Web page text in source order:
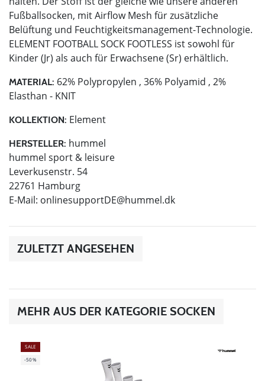
Fußballsocken, mit Airflow Mesh für zusätzliche
Belüftung und Feuchtigkeitsmanagement-Technologie.
ELEMENT FOOTBALL SOCK FOOTLESS ist sowohl für
Kinder (Jr) als auch für Erwachsene (Sr) erhältlich.
MATERIAL: 62% Polypropylen , 36% Polyamid , 2%
Elasthan - KNIT
KOLLEKTION: Element
HERSTELLER: hummel
hummel sport & leisure
Leverkusenstr. 54
22761 Hamburg
E-Mail: onlinesupportDE@hummel.dk
ZULETZT ANGESEHEN
MEHR AUS DER KATEGORIE SOCKEN
SALE
-50%